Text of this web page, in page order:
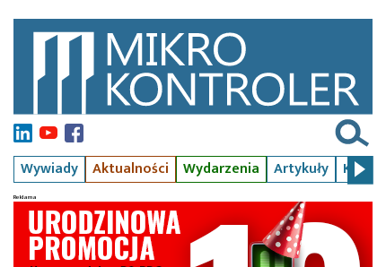
Wywiady Aktualności Wydarzenia Artykuły Kursy